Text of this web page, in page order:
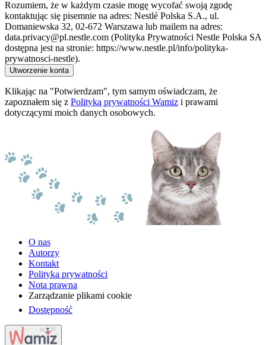
Rozumiem, że w każdym czasie mogę wycofać swoją zgodę
kontaktując się pisemnie na adres: Nestlé Polska S.A., ul.
Domaniewska 32, 02-672 Warszawa lub mailem na adres:
data.privacy@pl.nestle.com (Polityka Prywatności Nestle Polska SA
dostępna jest na stronie: https://www.nestle.pl/info/polityka-
prywatnosci-nestle).
Utworzenie konta
Klikając na "Potwierdzam", tym samym oświadczam, że
zapoznałem się z Polityką prywatności Wamiz i prawami
dotyczącymi moich danych osobowych.
O nas
Autorzy
Kontakt
Polityka prywatności
Nota prawna
Zarządzanie plikami cookie
Dostępność